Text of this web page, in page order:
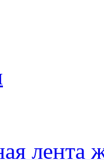
лента